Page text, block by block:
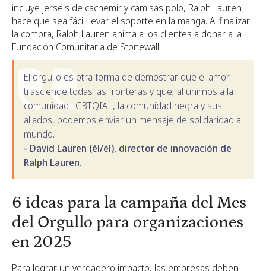
incluye jerséis de cachemir y camisas polo, Ralph Lauren
hace que sea fácil llevar el soporte en la manga. Al finalizar
la compra, Ralph Lauren anima a los clientes a donar a la
Fundación Comunitaria de Stonewall.
El orgullo es otra forma de demostrar que el amor
trasciende todas las fronteras y que, al unirnos a la
comunidad LGBTQIA+, la comunidad negra y sus
aliados, podemos enviar un mensaje de solidaridad al
mundo.
- David Lauren (él/él), director de innovación de
Ralph Lauren.
6 ideas para la campaña del Mes
del Orgullo para organizaciones
en 2025
Para lograr un verdadero impacto, las empresas deben